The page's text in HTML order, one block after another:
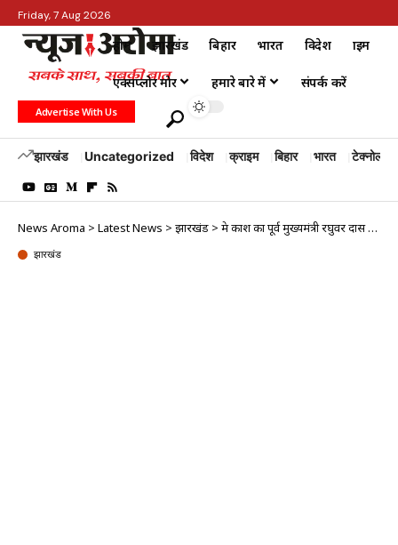
Friday, 7 Aug 2026
होम झारखंड बिहार भारत विदेश क्राइम
एक्सप्लोर मोर हमारे बारे में संपर्क करें
Advertise With Us
झारखंड Uncategorized विदेश क्राइम बिहार भारत टेक्नोलॉजी
News Aroma > Latest News > झारखंड > प्रेम प्रकाश का पूर्व मुख्यमंत्री रघुवर दास से क्या संबंध रहा है?
झारखंड